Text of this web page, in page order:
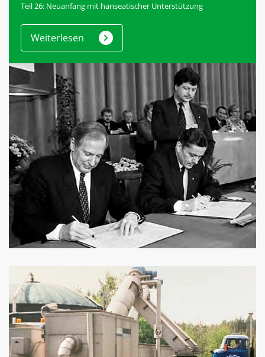
Teil 26: Neuanfang mit hanseatischer Unterstützung
Weiterlesen